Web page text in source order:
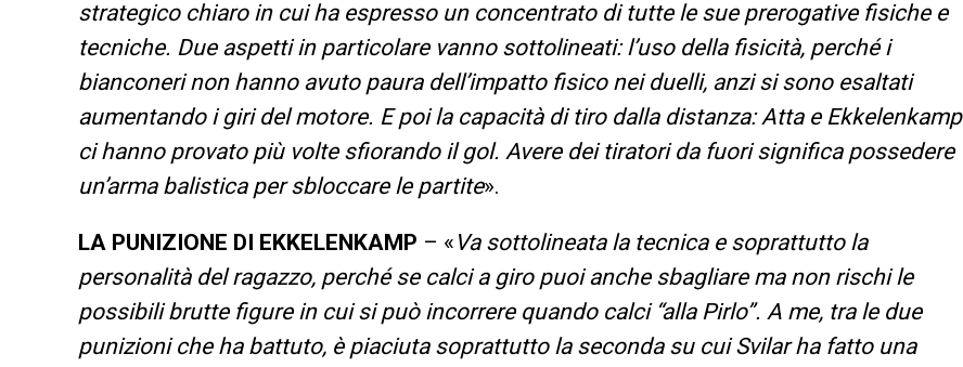
strategico chiaro in cui ha espresso un concentrato di tutte le sue prerogative fisiche e
tecniche. Due aspetti in particolare vanno sottolineati: l’uso della fisicità, perché i
bianconeri non hanno avuto paura dell’impatto fisico nei duelli, anzi si sono esaltati
aumentando i giri del motore. E poi la capacità di tiro dalla distanza: Atta e Ekkelenkamp
ci hanno provato più volte sfiorando il gol. Avere dei tiratori da fuori significa possedere
un’arma balistica per sbloccare le partite».
LA PUNIZIONE DI EKKELENKAMP – « Va sottolineata la tecnica e soprattutto la
personalità del ragazzo, perché se calci a giro puoi anche sbagliare ma non rischi le
possibili brutte figure in cui si può incorrere quando calci “alla Pirlo”. A me, tra le due
punizioni che ha battuto, è piaciuta soprattutto la seconda su cui Svilar ha fatto una